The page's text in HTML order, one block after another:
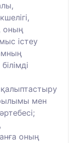
оның
істеу
мен
оның